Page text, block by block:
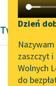
Katalog DAISY
Podkasty o
Zapraszamy
online z
Dzień
zaszczyt
Wolnych
do
Twórczość